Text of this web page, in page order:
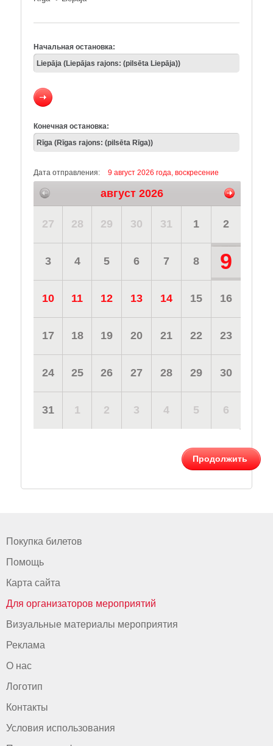
Начальная остановка:
Конечная остановка:
Дата отправления: 9 август 2026 года, воскресение
август 2026
27 28 29 30 31 1 2
3 4 5 6 7 8 9
10 11 12 13 14 15 16
17 18 19 20 21 22 23
24 25 26 27 28 29 30
31 1 2 3 4 5 6
Продолжить
Покупка билетов
Помощь
Карта сайта
Для организаторов мероприятий
Визуальные материалы мероприятия
Реклама
О нас
Логотип
Контакты
Условия использования